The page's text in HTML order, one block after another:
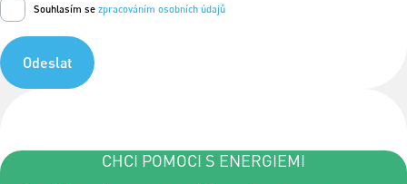
Souhlasím se zpracováním osobních údajů
Odeslat
CHCI POMOCI S ENERGIEMI